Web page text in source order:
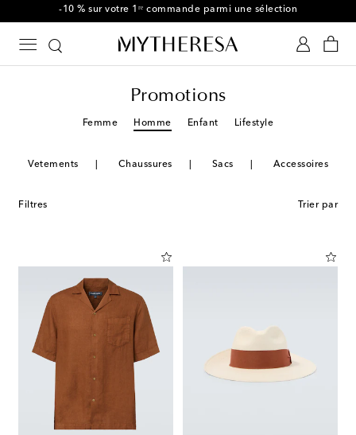
-10 % sur votre 1ʳᵉ commande parmi une sélection
Promotions
Femme Homme Enfant Lifestyle
Vetements Chaussures Sacs Accessoires
Filtres Trier par